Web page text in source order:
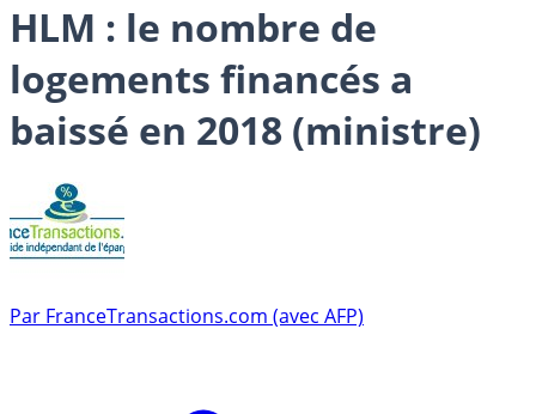
HLM : le nombre de
logements financés a
baissé en 2018 (ministre)
Par FranceTransactions.com (avec AFP)